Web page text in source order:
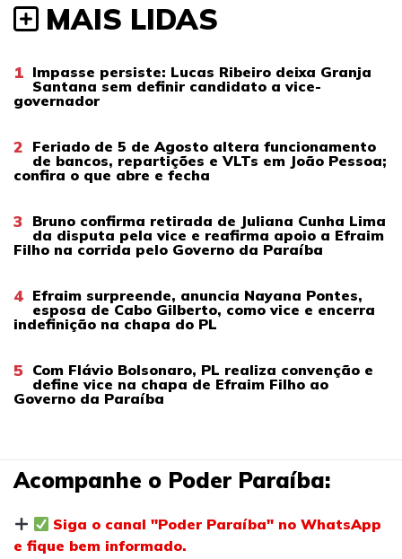
MAIS LIDAS
1 Impasse persiste: Lucas Ribeiro deixa Granja
Santana sem definir candidato a vice-
governador
2 Feriado de 5 de Agosto altera funcionamento
de bancos, repartições e VLTs em João Pessoa;
confira o que abre e fecha
3 Bruno confirma retirada de Juliana Cunha Lima
da disputa pela vice e reafirma apoio a Efraim
Filho na corrida pelo Governo da Paraíba
4 Efraim surpreende, anuncia Nayana Pontes,
esposa de Cabo Gilberto, como vice e encerra
indefinição na chapa do PL
5 Com Flávio Bolsonaro, PL realiza convenção e
define vice na chapa de Efraim Filho ao
Governo da Paraíba
Acompanhe o Poder Paraíba:
Siga o canal "Poder Paraíba" no WhatsApp
e fique bem informado.